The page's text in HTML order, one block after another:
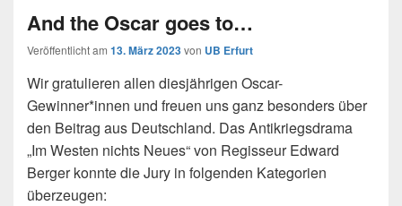
And the Oscar goes to…
Veröffentlicht am 13. März 2023von UB Erfurt
Wir gratulieren allen diesjährigen Oscar-
Gewinner*innen und freuen uns ganz besonders über
den Beitrag aus Deutschland. Das Antikriegsdrama
„Im Westen nichts Neues“ von Regisseur Edward
Berger konnte die Jury in folgenden Kategorien
überzeugen: